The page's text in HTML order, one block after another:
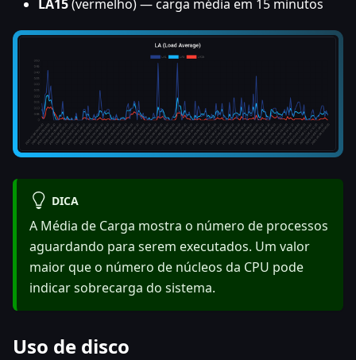
LA15(vermelho) — carga média em 15 minutos
DICA
A Média de Carga mostra o número de processos
aguardando para serem executados. Um valor
maior que o número de núcleos da CPU pode
indicar sobrecarga do sistema.
Uso de disco